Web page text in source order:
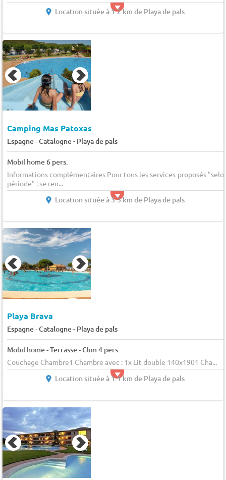
Location située à 1.2 km de Playa de pals
Camping Mas Patoxas
Espagne - Catalogne- Playa de pals
Mobil home 6 pers.
Informations complémentaires Pour tous les services proposés
période" : se ren...
Location située à 5.3 km de Playa de pals
Playa Brava
Espagne - Catalogne- Playa de pals
Mobil home - Terrasse - Clim 4 pers.
Couchage Chambre1 Chambre avec : 1x Lit double 140x1901 Cha...
Location située à 1.1 km de Playa de pals